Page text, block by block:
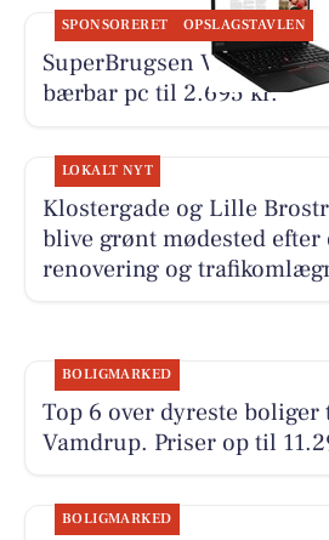
SPONSORERET OPSLAGSTAVLEN
SuperBrugsen Vamdrup
bærbar pc til 2.695 kr.
LOKALT NYT
Klostergade og Lille
blive grønt mødested efter
renovering og
BOLIGMARKED
Top 6 over dyreste
Vamdrup. Priser op til
BOLIGMARKED